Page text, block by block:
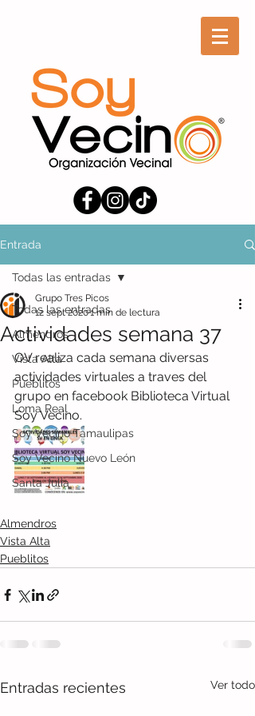
Entrada
Todas las entradas
Almendros
Vista Alta
Pueblitos
Loma Real
Soy Vecino Tamaulipas
Soy Vecino Nuevo León
Santa Julia
Todas las entradas
Actividades semana 37
Grupo Tres Picos
12 sept 20201 min de lectura
OV realiza cada semana diversas
actividades virtuales a traves del
grupo en facebook Biblioteca Virtual
Soy Vecino.
Almendros
Vista Alta
Pueblitos
Entradas recientes Ver todo